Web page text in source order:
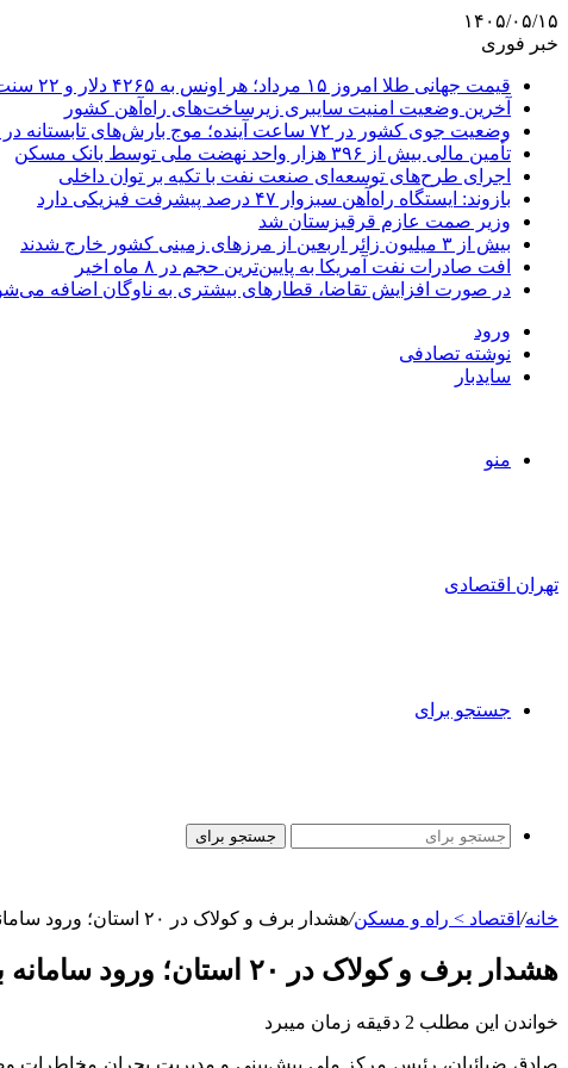
۱۴۰۵/۰۵/۱۵
خبر فوری
قیمت جهانی طلا امروز ۱۵ مرداد؛ هر اونس به ۴۲۶۵ دلار و ۲۲ سنت رسید
آخرین وضعیت امنیت سایبری زیرساخت‌های راه‌آهن کشور
وضعیت جوی کشور در ۷۲ ساعت آینده؛ موج بارش‌های تابستانه در راه ۱۱ استان
تأمین مالی بیش از ۳۹۶ هزار واحد نهضت ملی توسط بانک مسکن
اجرای طرح‌های توسعه‌ای صنعت نفت با تکیه بر توان داخلی
بازوند: ایستگاه راه‌آهن سبزوار ۴۷ درصد پیشرفت فیزیکی دارد
وزیر صمت عازم قرقیزستان شد
بیش از ۳ میلیون زائر اربعین از مرزهای زمینی کشور خارج شدند
افت صادرات نفت آمریکا به پایین‌ترین حجم در ۸ ماه اخیر
در صورت افزایش تقاضا، قطارهای بیشتری به ناوگان اضافه
ورود
نوشته تصادفی
سایدبار
منو
تهران اقتصادی
جستجو برای
جستجو برای
خانه/ اقتصاد > راه و مسکن/هشدار برف و کولاک در ۲۰ استان؛ ورود سامانه بارشی جدید به کشور از فردا
هشدار برف و کولاک در ۲۰ استان؛ ورود سامانه بارشی جدید به کشور از فردا
خواندن این مطلب 2 دقیقه زمان میبرد